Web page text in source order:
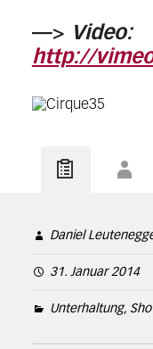
—> Video:
http://
Daniel
31. Januar 2014
Unterhaltung,